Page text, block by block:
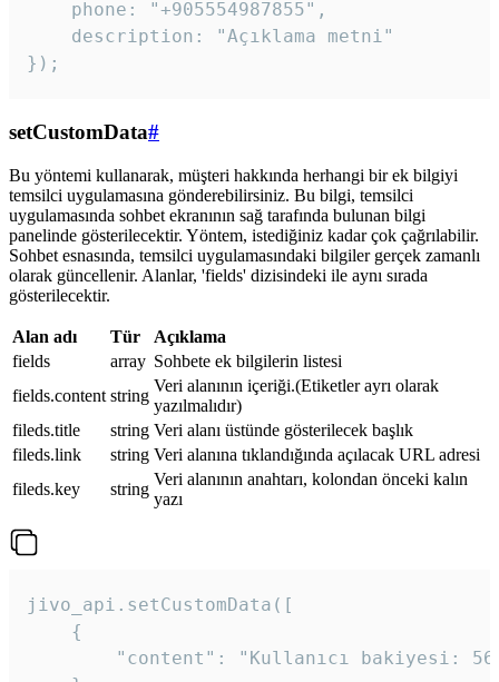
    phone: "+905554987855",
    description: "Açıklama metni"
});
setCustomData#
Bu yöntemi kullanarak, müşteri hakkında herhangi bir ek bilgiyi
temsilci uygulamasına gönderebilirsiniz. Bu bilgi, temsilci
uygulamasında sohbet ekranının sağ tarafında bulunan bilgi
panelinde gösterilecektir. Yöntem, istediğiniz kadar çok çağrılabilir.
Sohbet esnasında, temsilci uygulamasındaki bilgiler gerçek zamanlı
olarak güncellenir. Alanlar, 'fields' dizisindeki ile aynı sırada
gösterilecektir.
Alan adı Tür
Açıklama
fields
array Sohbete ek bilgilerin listesi
fields.content string
Veri alanının içeriği.(Etiketler ayrı olarak
yazılmalıdır)
fileds.title
string Veri alanı üstünde gösterilecek başlık
fileds.link
string Veri alanına tıklandığında açılacak URL adresi
fileds.key
string
Veri alanının anahtarı, kolondan önceki kalın
yazı
jivo_api.setCustomData([
    {
"content": "Kullanıcı bakiyesi: